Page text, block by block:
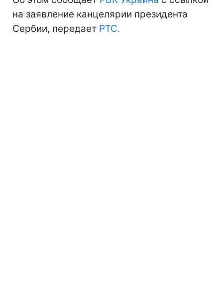
на заявление канцелярии президента
Сербии, передает РТС.